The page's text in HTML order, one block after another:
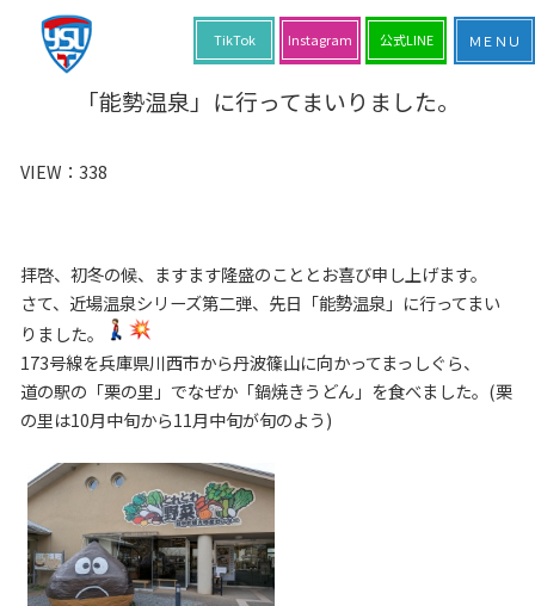
「能勢温泉」に行ってまいりました。
VIEW： 338
拝啓、初冬の候、ますます隆盛のこととお喜び申し上げます。
さて、近場温泉シリーズ第二弾、先日「能勢温泉」に行ってまい
りました。
173号線を兵庫県川西市から丹波篠山に向かってまっしぐら、
道の駅の「栗の里」でなぜか「鍋焼きうどん」を食べました。(栗
の里は10月中旬から11月中旬が旬のよう)
公式LINE
Instagram
TikTok